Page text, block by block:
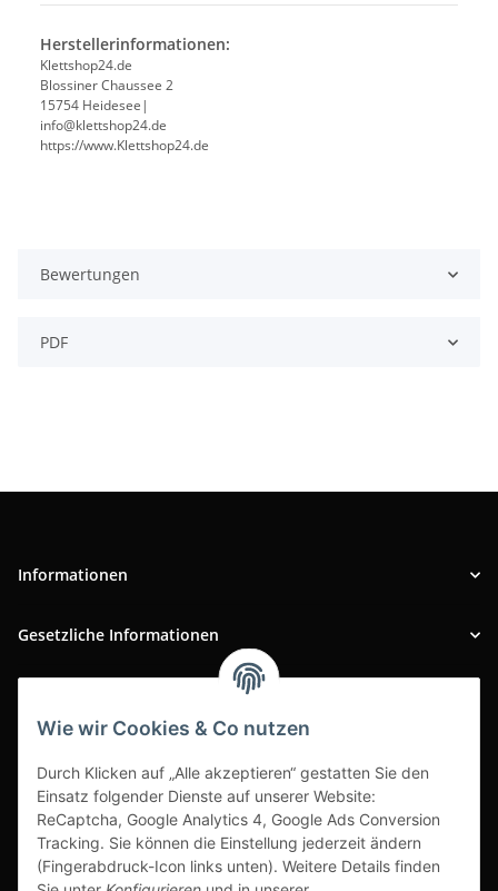
Wie wir Cookies & Co nutzen
Durch Klicken auf „Alle akzeptieren“ gestatten Sie den
Einsatz folgender Dienste auf unserer Website:
ReCaptcha, Google Analytics 4, Google Ads Conversion
Tracking. Sie können die Einstellung jederzeit ändern
(Fingerabdruck-Icon links unten). Weitere Details finden
Herstellerinformationen:
Klettshop24.de
Blossiner Chaussee 2
15754 Heidesee|
info@klettshop24.de
https://www.Klettshop24.de
Bewertungen
PDF
Informationen
Gesetzliche Informationen